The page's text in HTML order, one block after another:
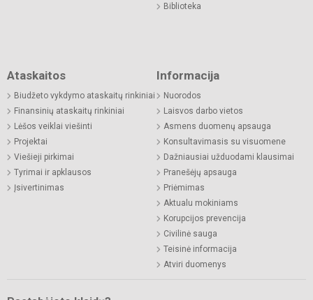
Biblioteka
Ataskaitos
Biudžeto vykdymo ataskaitų rinkiniai
Finansinių ataskaitų rinkiniai
Lėšos veiklai viešinti
Projektai
Viešieji pirkimai
Tyrimai ir apklausos
Įsivertinimas
Informacija
Nuorodos
Laisvos darbo vietos
Asmens duomenų apsauga
Konsultavimasis su visuomene
Dažniausiai užduodami klausimai
Pranešėjų apsauga
Priėmimas
Aktualu mokiniams
Korupcijos prevencija
Civilinė sauga
Teisinė informacija
Atviri duomenys